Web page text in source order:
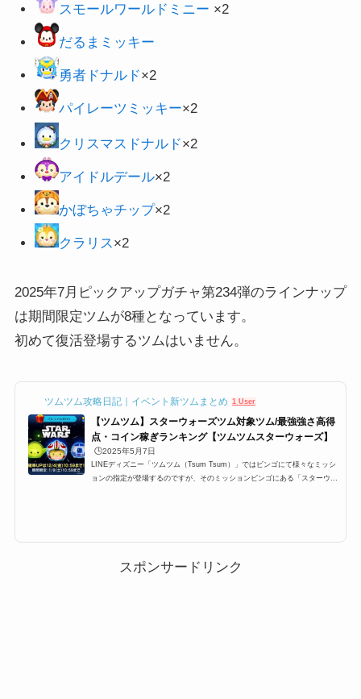
スモールワールドミニー ×2
だるまミッキー
勇者ドナルド×2
パイレーツミッキー×2
クリスマスドナルド×2
アイドルデール×2
かぼちゃチップ×2
クラリス×2
2025年7月ピックアップガチャ第234弾のラインナップ
は期間限定ツムが8種となっています。
初めて復活登場するツムはいません。
ツムツム攻略日記｜イベント新ツムまとめ 1 User
【ツムツム】スターウォーズツム対象ツム/最強強さ高得
点・コイン稼ぎランキング【ツムツムスターウォーズ】
🕒️2025年5月7日
LINEディズニー「ツムツム（Tsum Tsum）」ではビンゴにて様々なミッシ
ョンの指定が登場するのですが、そのミッションビンゴにある「スターウォ
以下のキャラクターがいま...
スポンサードリンク